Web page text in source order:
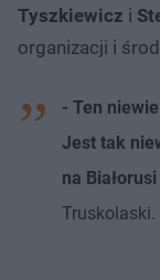
Tyszkiewicz i
organizacji i
- Ten
Jest tak
na
Truskolaski.